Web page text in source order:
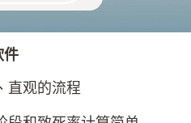
件
直观的流程